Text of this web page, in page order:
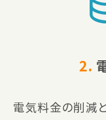
2.
電気料金の削減